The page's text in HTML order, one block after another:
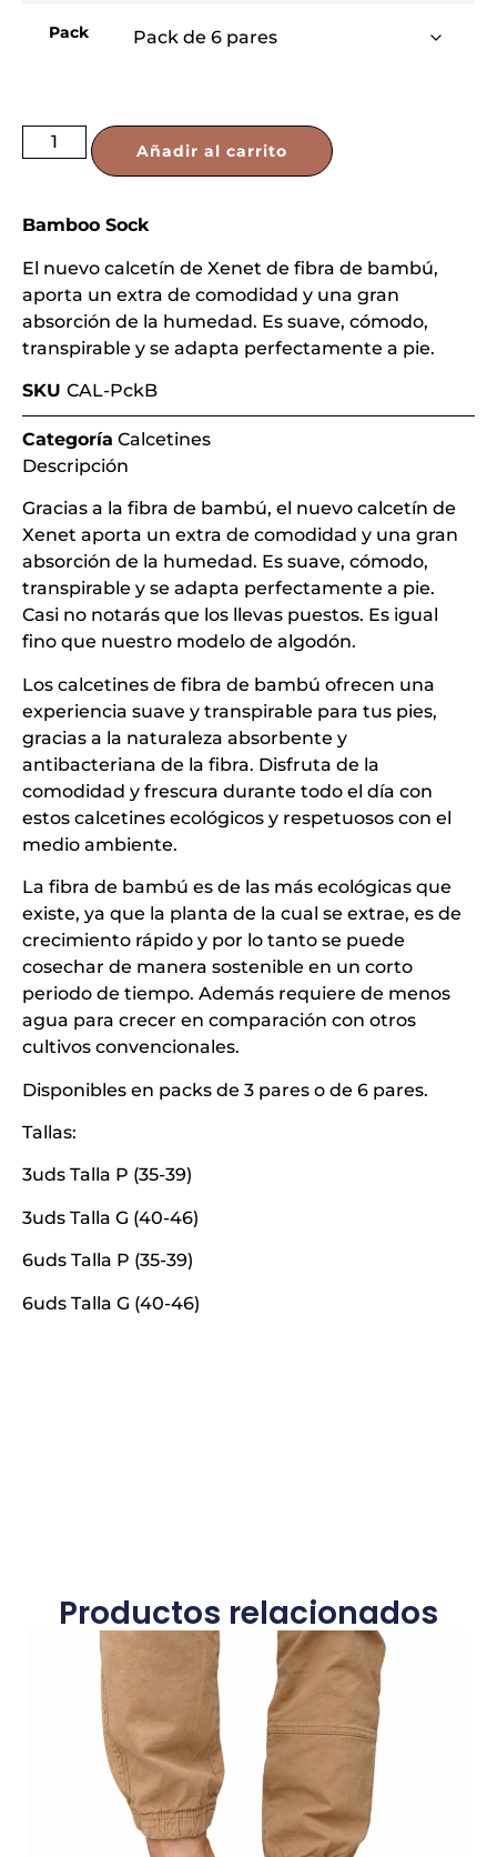
Pack
Añadir al carrito
Bamboo Sock
El nuevo calcetín de Xenet de fibra de bambú,
aporta un extra de comodidad y una gran
absorción de la humedad. Es suave, cómodo,
transpirable y se adapta perfectamente a pie.
SKU CAL-PckB
Categoría Calcetines
Descripción
Gracias a la fibra de bambú, el nuevo calcetín de
Xenet aporta un extra de comodidad y una gran
absorción de la humedad. Es suave, cómodo,
transpirable y se adapta perfectamente a pie.
Casi no notarás que los llevas puestos. Es igual
fino que nuestro modelo de algodón.
Los calcetines de fibra de bambú ofrecen una
experiencia suave y transpirable para tus pies,
gracias a la naturaleza absorbente y
antibacteriana de la fibra. Disfruta de la
comodidad y frescura durante todo el día con
estos calcetines ecológicos y respetuosos con el
medio ambiente.
La fibra de bambú es de las más ecológicas que
existe, ya que la planta de la cual se extrae, es de
crecimiento rápido y por lo tanto se puede
cosechar de manera sostenible en un corto
periodo de tiempo. Además requiere de menos
agua para crecer en comparación con otros
cultivos convencionales.
Disponibles en packs de 3 pares o de 6 pares.
Tallas:
3uds Talla P (35-39)
3uds Talla G (40-46)
6uds Talla P (35-39)
6uds Talla G (40-46)
Productos relacionados